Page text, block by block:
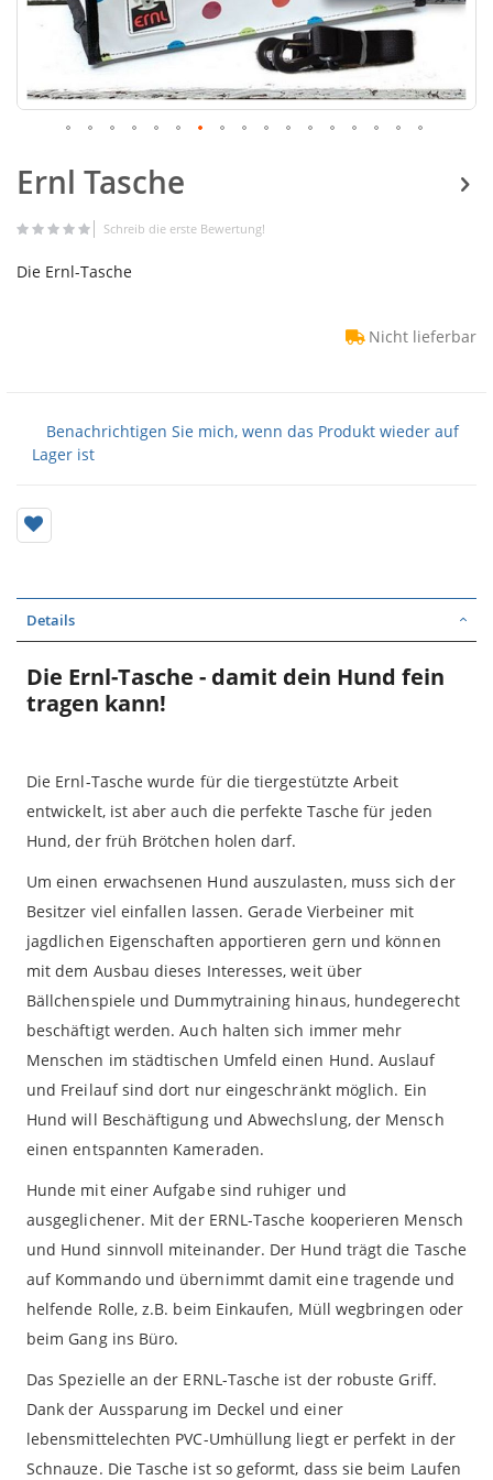
Ernl Tasche
Schreib die erste Bewertung!
Die Ernl-Tasche
Nicht lieferbar
Benachrichtigen Sie mich, wenn das Produkt wieder auf
Lager ist
Details
Die Ernl-Tasche - damit dein Hund fein
tragen kann!
Die Ernl-Tasche wurde für die tiergestützte Arbeit
entwickelt, ist aber auch die perfekte Tasche für jeden
Hund, der früh Brötchen holen darf.
Um einen erwachsenen Hund auszulasten, muss sich der
Besitzer viel einfallen lassen. Gerade Vierbeiner mit
jagdlichen Eigenschaften apportieren gern und können
mit dem Ausbau dieses Interesses, weit über
Bällchenspiele und Dummytraining hinaus, hundegerecht
beschäftigt werden. Auch halten sich immer mehr
Menschen im städtischen Umfeld einen Hund. Auslauf
und Freilauf sind dort nur eingeschränkt möglich. Ein
Hund will Beschäftigung und Abwechslung, der Mensch
einen entspannten Kameraden.
Hunde mit einer Aufgabe sind ruhiger und
ausgeglichener. Mit der ERNL-Tasche kooperieren Mensch
und Hund sinnvoll miteinander. Der Hund trägt die Tasche
auf Kommando und übernimmt damit eine tragende und
helfende Rolle, z.B. beim Einkaufen, Müll wegbringen oder
beim Gang ins Büro.
Das Spezielle an der ERNL-Tasche ist der robuste Griff.
Dank der Aussparung im Deckel und einer
lebensmittelechten PVC-Umhüllung liegt er perfekt in der
Schnauze. Die Tasche ist so geformt, dass sie beim Laufen